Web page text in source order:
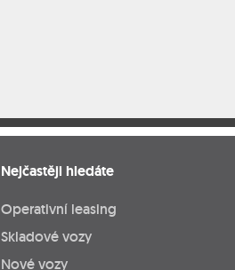
Nejčastěji hledáte
Operativní leasing
Skladové vozy
Nové vozy